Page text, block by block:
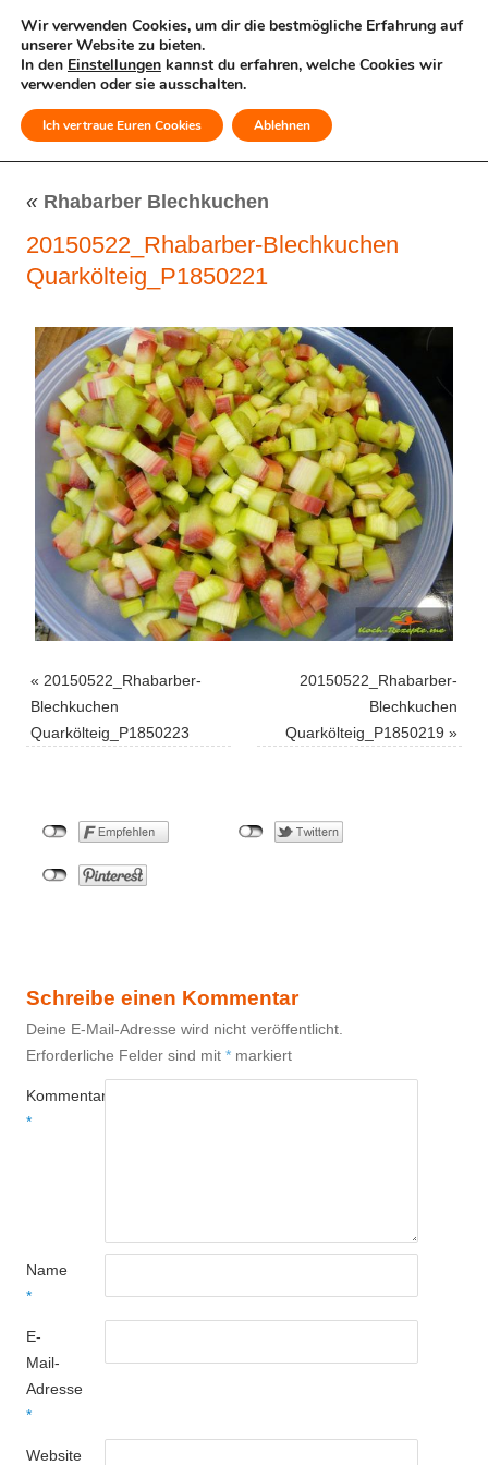
MENÜ
« Rhabarber Blechkuchen
20150522_Rhabarber-Blechkuchen
Quarkölteig_P1850221
« 20150522_Rhabarber-
Blechkuchen
Quarkölteig_P1850223
20150522_Rhabarber-
Blechkuchen
Quarkölteig_P1850219 »
Schreibe einen Kommentar
Deine E-Mail-Adresse wird nicht veröffentlicht.
Erforderliche Felder sind mit * markiert
Kommentar
*
Name
*
E-
Mail-
Adresse
*
Website
Wir verwenden Cookies, um dir die bestmögliche Erfahrung auf
unserer Website zu bieten.
In den Einstellungen kannst du erfahren, welche Cookies wir
verwenden oder sie ausschalten.
Ich vertraue Euren Cookies Ablehnen